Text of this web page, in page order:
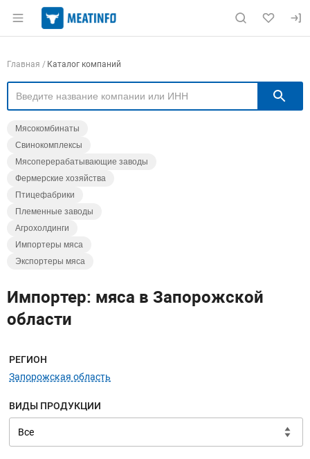
Раздел навигации по сайту meatinfo.ru
Навигация по компаниям
Главная Каталог компаний
Мясокомбинаты
Свинокомплексы
Мясоперерабатывающие заводы
Фермерские хозяйства
Птицефабрики
Племенные заводы
Агрохолдинги
Импортеры мяса
Экспортеры мяса
Импортер: мяса в Запорожской
области
Меню навигации
РЕГИОН
Запорожская область
ВИДЫ ПРОДУКЦИИ